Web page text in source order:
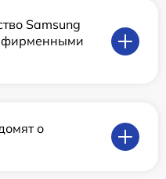
Samsung
фирменными
о